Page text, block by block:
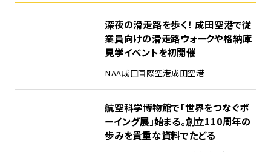
深夜の滑走路を歩く！ 成田空港で従
業員向けの滑走路ウォークや格納庫
見学イベントを初開催
NAA成田国際空港成田空港
航空科学博物館で「世界をつなぐボ
ーイング展」始まる。創立110周年の
歩みを貴重な資料でたどる